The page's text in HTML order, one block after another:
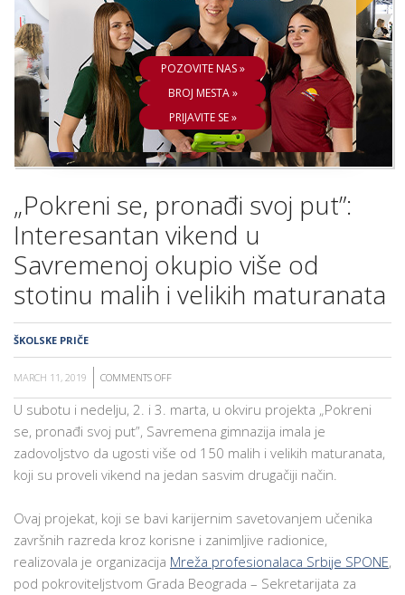
ŠKOLA
„Pokreni se, pronađi svoj put”:
Interesantan vikend u
Savremenoj okupio više od
stotinu malih i velikih maturanata
ŠKOLSKE PRIČE
MARCH 11, 2019 COMMENTS OFF
„POKRENI
VIKEND
SAVREMENOJ
U subotu i nedelju, 2. i 3. marta, u okviru projekta „Pokreni
se, pronađi svoj put”, Savremena gimnazija imala je
zadovoljstvo da ugosti više od 150 malih i velikih maturanata,
koji su proveli vikend na jedan sasvim drugačiji način.
Ovaj projekat, koji se bavi karijernim savetovanjem učenika
završnih razreda kroz korisne i zanimljive radionice,
realizovala je organizacija Mreža profesionalaca Srbije SPONE,
pod pokroviteljstvom Grada Beograda – Sekretarijata za
POZOVITE NAS »
BROJ MESTA »
PRIJAVITE SE »